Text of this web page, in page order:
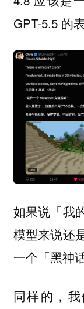
GPT-5.5 的
如果说「我
模型来说还
一个「黑神
同样的，我